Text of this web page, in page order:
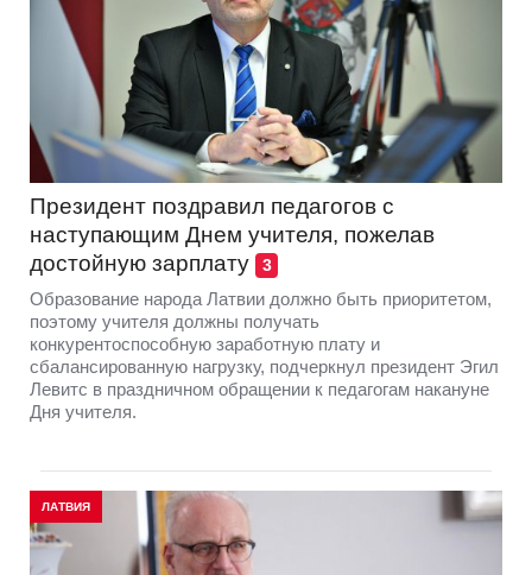
Президент поздравил педагогов с
наступающим Днем учителя, пожелав
достойную зарплату
3
Образование народа Латвии должно быть приоритетом,
поэтому учителя должны получать
конкурентоспособную заработную плату и
сбалансированную нагрузку, подчеркнул президент Эгил
Левитс в праздничном обращении к педагогам накануне
Дня учителя.
ЛАТВИЯ